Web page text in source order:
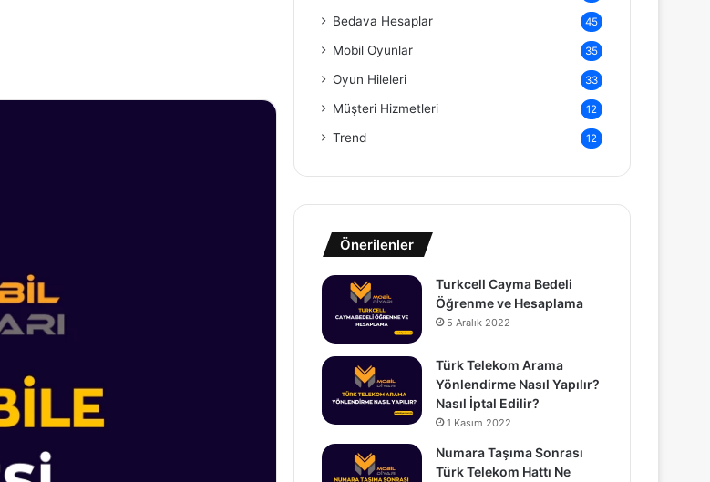
Bedava Hesaplar 45
Mobil Oyunlar 35
Oyun Hileleri 33
Müşteri Hizmetleri 12
Trend 12
Önerilenler
Turkcell Cayma Bedeli
Öğrenme ve Hesaplama
5 Aralık 2022
Türk Telekom Arama
Yönlendirme Nasıl Yapılır?
Nasıl İptal Edilir?
1 Kasım 2022
Numara Taşıma Sonrası
Türk Telekom Hattı Ne